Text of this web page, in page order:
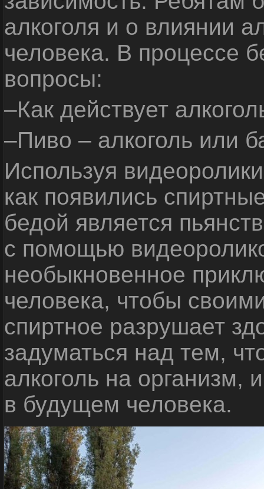
алкоголя и о влиянии
человека. В процессе
вопросы:
–Как действует
–Пиво – алкоголь или
Используя
как появились
бедой является
с помощью
необыкновенное
человека, чтобы
спиртное разрушает
задуматься над тем,
алкоголь на организм,
в будущем человека.